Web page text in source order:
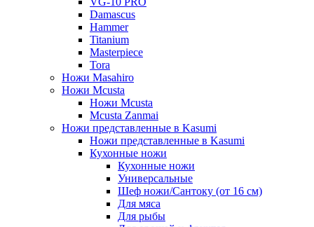
Damascus
Hammer
Titanium
Masterpiece
Tora
Ножи Masahiro
Ножи Mcusta
Ножи Mcusta
Mcusta Zanmai
Ножи представленные в Kasumi
Ножи представленные в Kasumi
Кухонные ножи
Кухонные ножи
Универсальные
Шеф ножи/Сантоку (от 16 см)
Для мяса
Для рыбы